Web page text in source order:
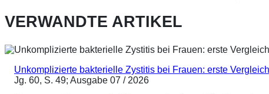
VERWANDTE ARTIKEL
Unkomplizierte bakterielle Zystitis bei Frauen: erste
Jg. 60, S. 49; Ausgabe 07 / 2026